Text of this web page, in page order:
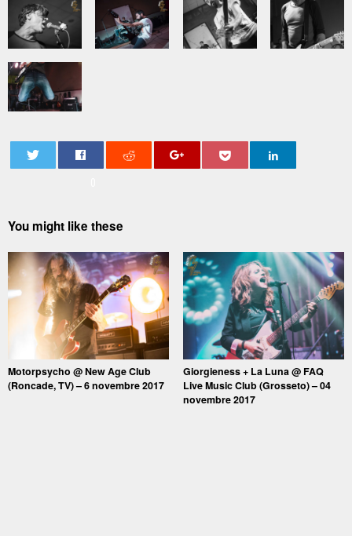
You might like these
Motorpsycho @ New Age Club
(Roncade, TV) – 6 novembre 2017
Giorgieness + La Luna @ FAQ
Live Music Club (Grosseto) – 04
novembre 2017